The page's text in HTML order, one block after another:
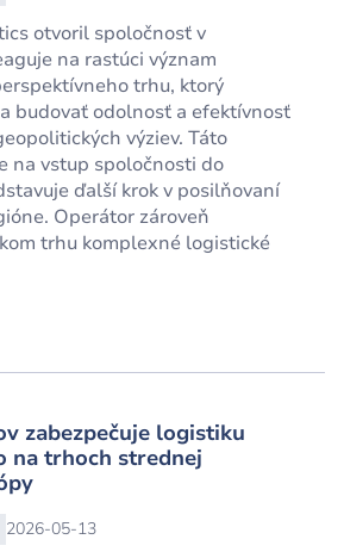
otvoril spoločnosť v
na rastúci význam
trhu, ktorý
budovať odolnosť a efektívnosť
výziev. Táto
na vstup spoločnosti do
ďalší krok v posilňovaní
Operátor zároveň
trhu komplexné logistické
zabezpečuje logistiku
na trhoch strednej
2026-05-13